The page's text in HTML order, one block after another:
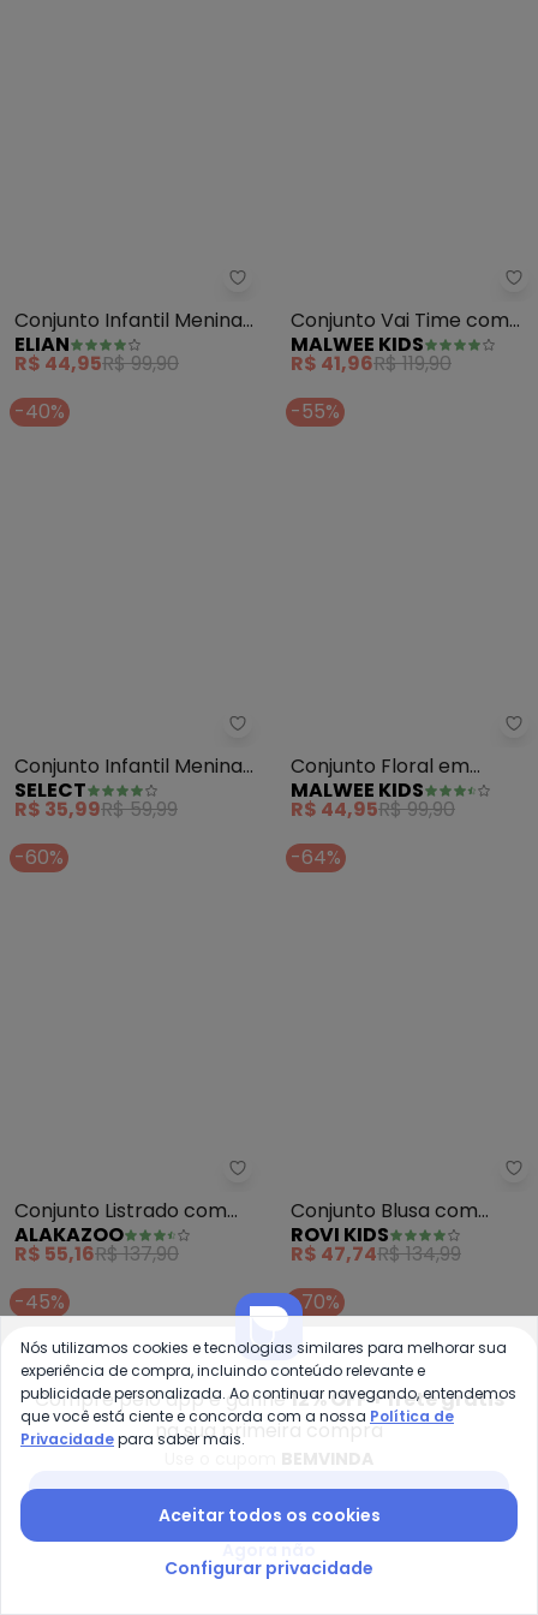
Conjunto Infantil Menina
Sport (Rosa)
ELIAN
R$ 44,95R$ 99,90
Conjunto Vai Time com
Bordado (Rosa Claro)
MALWEE KIDS
R$ 41,96R$ 119,90
-40%
Select - Conjunto Infantil
Conjunto Infantil Menina
Blusa com Shorts (Rosa)
SELECT
R$ 35,99 R$ 59,99
-55%
Conjunto Floral em
Cotton (Rosa)
MALWEE KIDS
R$ 44,95 R$ 99,90
-60%
Alakazoo - Conjunto Listrado
Conjunto Listrado com
Blusa e Shorts (Rosa)
ALAKAZOO
-64%
Conjunto Blusa com
Shorts Feminino (Rosa)
ROVI KIDS
-45%
-70%
Compre pelo app e ganhe12% OFF + frete grátis
na sua primeira compra
Nós utilizamos cookies e tecnologias similares para melhorar sua
experiência de compra, incluindo conteúdo relevante e
publicidade personalizada. Ao continuar navegando, entendemos
que você está ciente e concorda com a nossa Política de
Privacidadepara saber mais.
Aceitar todos os cookies
Configurar privacidade